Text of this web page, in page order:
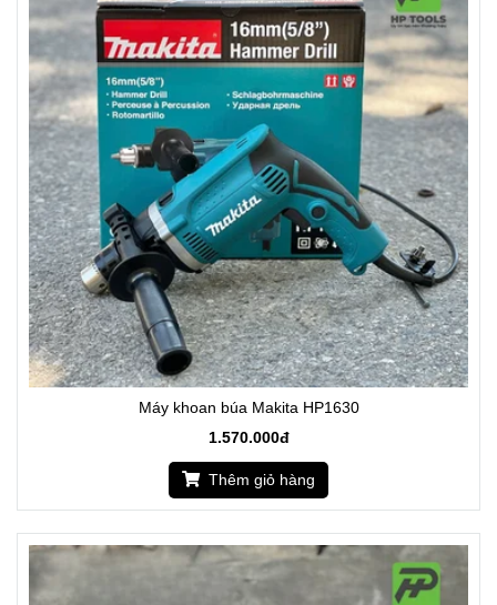
Máy khoan búa Makita HP1630
1.570.000đ
Thêm giỏ hàng